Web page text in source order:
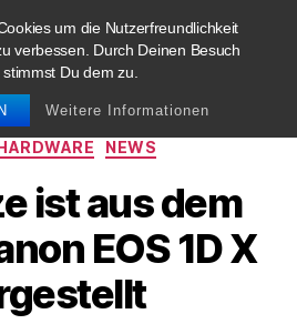
um die Nutzerfreundlichkeit
verbessen. Durch Deinen Besuch
stimmst Du dem zu.
Weitere Informationen
cheese.de
Kategorien
NEWS
ist aus dem
EOS 1D X